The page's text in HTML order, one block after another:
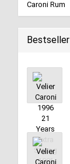
Caroni Rum
Bestseller